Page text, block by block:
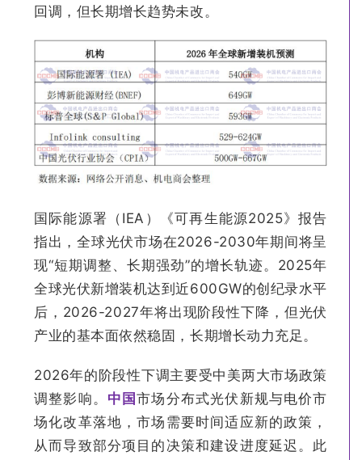
回调，但长期增长趋势未改。
国际能源署（IEA）《可再生能源2025》报告
指出，全球光伏市场在2026-2030年期间将呈
现“短期调整、长期强劲”的增长轨迹。2025年
全球光伏新增装机达到近600GW的创纪录水平
后，2026-2027年将出现阶段性下降，但光伏
产业的基本面依然稳固，长期增长动力充足。
2026年的阶段性下调主要受中美两大市场政策
调整影响。 中国市场分布式光伏新规与电价市
场化改革落地，市场需要时间适应新的政策，
从而导致部分项目的决策和建设进度延迟。此